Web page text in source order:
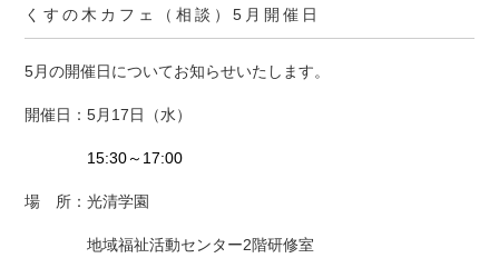
稿
日:
くすの木カフェ（相談）5月開催日
5月の開催日についてお知らせいたします。
開催日：5月17日（水）
15:30～17:00
場 所：光清学園
地域福祉活動センター2階研修室